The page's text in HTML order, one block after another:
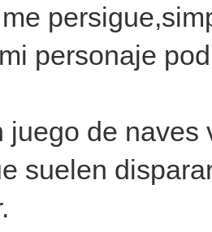
personaje
juego de
suelen